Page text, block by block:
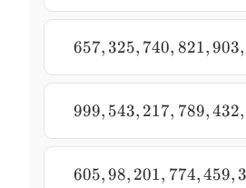
48,
732,
99
657,
740,
821,
290
657,325, 740, 821,903,
999,
217,
789,
999, 543, 217, 789,432,
605,
605,98, 201, 774,459,